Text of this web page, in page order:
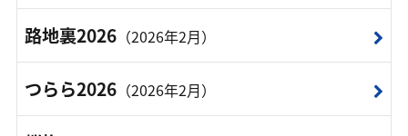
路地裏2026（2026年2月）
つらら2026（2026年2月）